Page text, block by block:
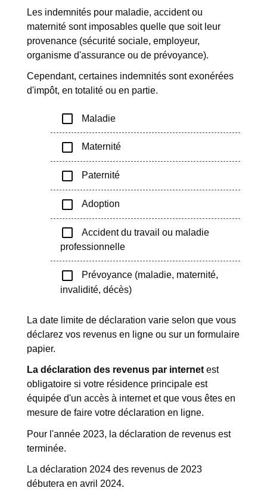
Les indemnités pour maladie, accident ou
maternité sont imposables quelle que soit leur
provenance (sécurité sociale, employeur,
organisme d'assurance ou de prévoyance).
Cependant, certaines indemnités sont exonérées
d'impôt, en totalité ou en partie.
check_box_outline_blank Maladie
check_box_outline_blank Maternité
check_box_outline_blank Paternité
check_box_outline_blank Adoption
check_box_outline_blank
Accident du travail ou maladie
professionnelle
check_box_outline_blank
Prévoyance (maladie, maternité,
invalidité, décès)
La date limite de déclaration varie selon que vous
déclarez vos revenus en ligne ou sur un formulaire
papier.
La déclaration des revenus par internetest
obligatoire si votre résidence principale est
équipée d'un accès à internet et que vous êtes en
mesure de faire votre déclaration en ligne.
Pour l'année 2023, la déclaration de revenus est
terminée.
La déclaration 2024 des revenus de 2023
débutera en avril 2024.